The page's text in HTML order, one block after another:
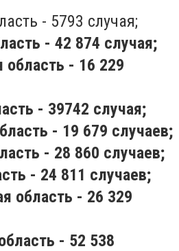
- 5793 случая;
- 42 874 случая;
область - 16 229
- 39742 случая;
- 19 679 случаев;
- 28 860 случаев;
- 24 811 случаев;
область - 26 329
- 52 538